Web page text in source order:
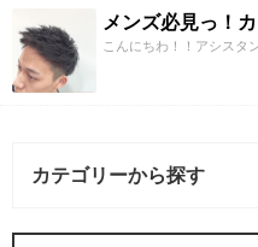
こんにちわ！！アシスタ
カテゴリーから探す
カラー (4記事)